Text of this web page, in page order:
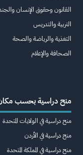
القانون وحقوق الإنسان
التربية والتدريس
التغذية والرياضة والصحة
الصحافة والإعلام
منح دراسية بحسب مكان
منح دراسية في الولايات المتحدة
منح دراسية في الأردن
منح دراسية في المملكة المتحدة